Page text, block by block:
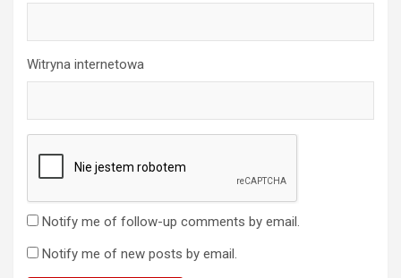
Witryna internetowa
Notify me of follow-up comments by email.
Notify me of new posts by email.